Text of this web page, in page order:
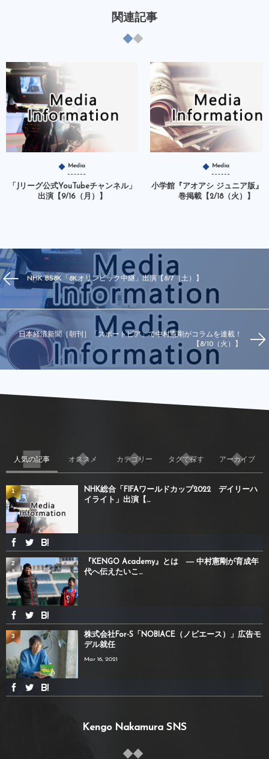
関連記事
Media
「Jリーグ公式YouTubeチャンネル」
出演【9/16（月）】
Media
小学館『アオアシ ジュニア版』
巻掲載【2/18（火）】
NHK BS8K「8Kオリンピック中継」出演【8/7（土）】
日本経済新聞［朝刊］「スポートピア」で中村憲剛がコラムを連載！
【8/10（火）】
人気の記事 オススメ カテゴリー タグで探す アーカイブ
NHK総合「FIFAワールドカップ2022 デイリーハ
イライト」出演【...
1
『KENGO Academy』とは ― 中村憲剛が育成年
代へ伝えたいこ...
2
株式会社For-S「NOBIACE（ノビエース）」広告モ
デル就任
Mar 16, 2021
3
Kengo Nakamura SNS